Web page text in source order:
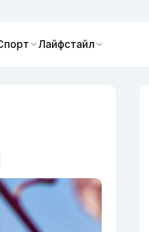
Лайфстайл